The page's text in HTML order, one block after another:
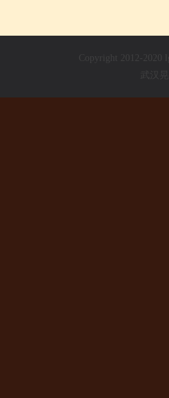
Copyright 2012-2020